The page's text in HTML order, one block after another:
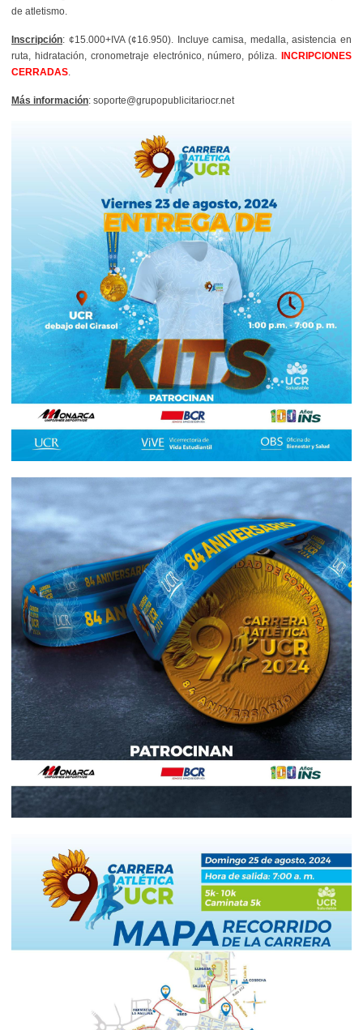
de atletismo.
Inscripción: ¢15.000+IVA (¢16.950). Incluye camisa, medalla, asistencia en
ruta, hidratación, cronometraje electrónico, número, póliza. INCRIPCIONES
CERRADAS
Más información: soporte@grupopublicitariocr.net